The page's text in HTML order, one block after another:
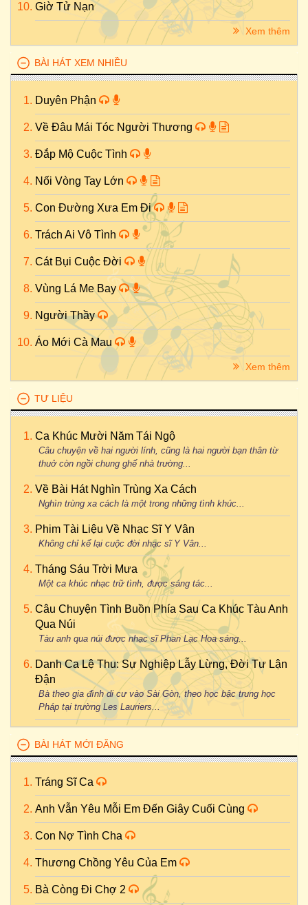
Giờ Tử Nạn
Xem thêm
BÀI HÁT XEM NHIỀU
Duyên Phận
Về Đâu Mái Tóc Người Thương
Đắp Mộ Cuộc Tình
Nối Vòng Tay Lớn
Con Đường Xưa Em Đi
Trách Ai Vô Tình
Cát Bụi Cuộc Đời
Vùng Lá Me Bay
Người Thầy
Áo Mới Cà Mau
Xem thêm
TƯ LIỆU
Ca Khúc Mười Năm Tái Ngộ
Câu chuyện về hai người lính, cũng là hai người bạn thân từ
thuở còn ngồi chung ghế nhà trường...
Về Bài Hát Nghìn Trùng Xa Cách
Nghìn trùng xa cách là một trong những tình khúc...
Phim Tài Liệu Về Nhạc Sĩ Y Vân
Không chỉ kể lại cuộc đời nhạc sĩ Y Vân...
Tháng Sáu Trời Mưa
Một ca khúc nhạc trữ tình, được sáng tác...
Câu Chuyện Tình Buồn Phía Sau Ca Khúc Tàu Anh
Qua Núi
Tàu anh qua núi được nhạc sĩ Phan Lạc Hoa sáng...
Danh Ca Lệ Thu: Sự Nghiệp Lẫy Lừng, Đời Tư Lận
Đận
Bà theo gia đình di cư vào Sài Gòn, theo học bậc trung học
Pháp tại trường Les Lauriers...
BÀI HÁT MỚI ĐĂNG
Tráng Sĩ Ca
Anh Vẫn Yêu Mỗi Em Đến Giây Cuối Cùng
Con Nợ Tình Cha
Thương Chồng Yêu Của Em
Bà Còng Đi Chợ 2